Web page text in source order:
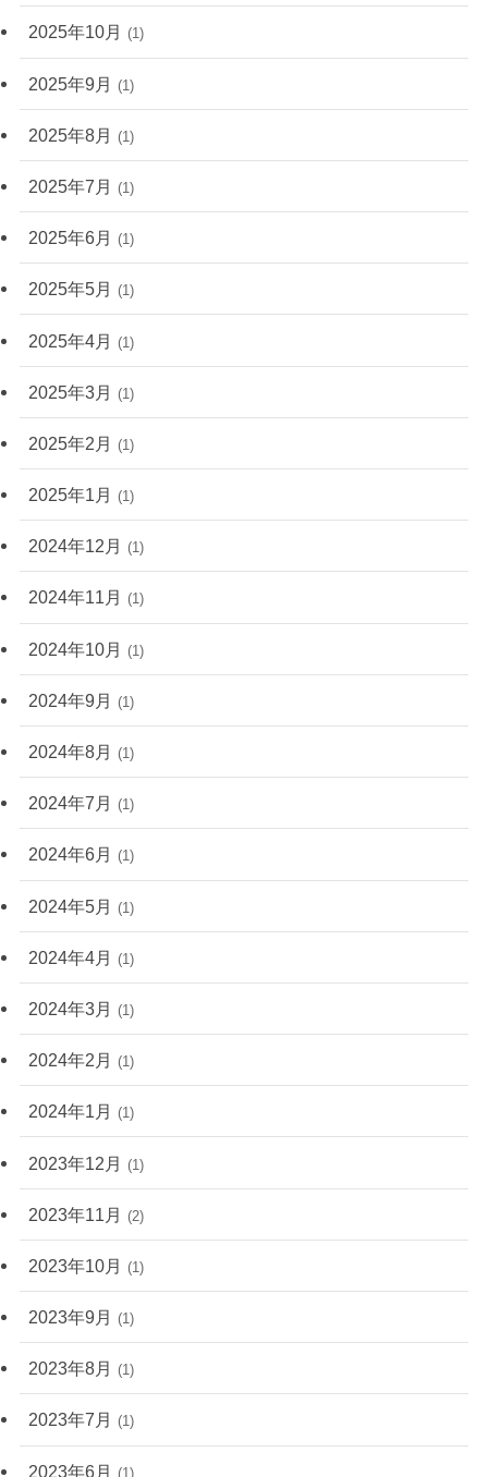
2025年10月 (1)
2025年9月 (1)
2025年8月 (1)
2025年7月 (1)
2025年6月 (1)
2025年5月 (1)
2025年4月 (1)
2025年3月 (1)
2025年2月 (1)
2025年1月 (1)
2024年12月 (1)
2024年11月 (1)
2024年10月 (1)
2024年9月 (1)
2024年8月 (1)
2024年7月 (1)
2024年6月 (1)
2024年5月 (1)
2024年4月 (1)
2024年3月 (1)
2024年2月 (1)
2024年1月 (1)
2023年12月 (1)
2023年11月 (2)
2023年10月 (1)
2023年9月 (1)
2023年8月 (1)
2023年7月 (1)
2023年6月 (1)